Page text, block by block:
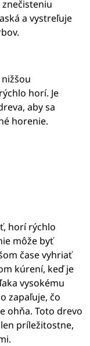
a vystreľuje
nižšou
horí. Je
aby sa
horenie.
horí rýchlo
môže byť
čase vyhriať
kúrení, keď je
vysokému
zapaľuje, čo
ohňa. Toto drevo
príležitostne,